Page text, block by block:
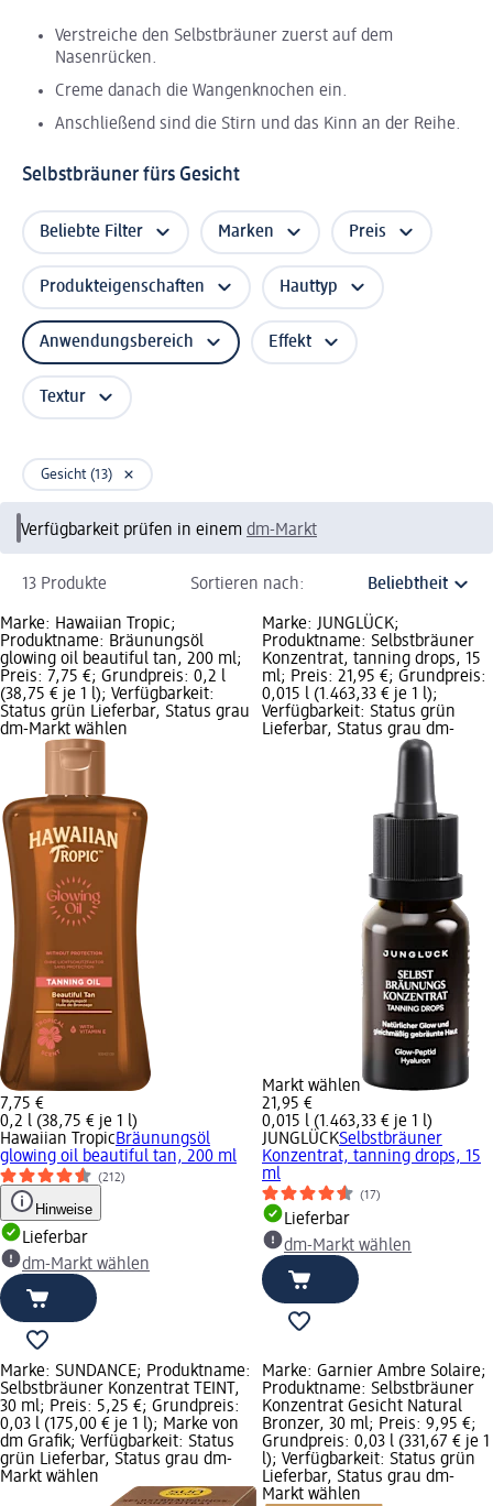
Verstreiche den Selbstbräuner zuerst auf dem
Nasenrücken.
Creme danach die Wangenknochen ein.
Anschließend sind die Stirn und das Kinn an der Reihe.
Selbstbräuner fürs Gesicht
Beliebte Filter Marken Preis
Produkteigenschaften Hauttyp
Anwendungsbereich Effekt
Textur
Gesicht (13)
Verfügbarkeit prüfen in einem dm-Markt
13 Produkte Sortieren nach:
Marke: Hawaiian Tropic;
Produktname: Bräunungsöl
glowing oil beautiful tan, 200 ml;
Preis: 7,75 €; Grundpreis: 0,2 l
(38,75 € je 1 l); Verfügbarkeit:
Status grün Lieferbar, Status grau
dm-Markt wählen
7,75 €
0,2 l (38,75 € je 1 l)
Hawaiian TropicBräunungsöl
glowing oil beautiful tan, 200 ml
(212)
Hinweise
Lieferbar
dm-Markt wählen
Marke: JUNGLÜCK;
Produktname: Selbstbräuner
Konzentrat, tanning drops, 15
ml; Preis: 21,95 €; Grundpreis:
0,015 l (1.463,33 € je 1 l);
Verfügbarkeit: Status grün
Lieferbar, Status grau dm-
Markt wählen
21,95 €
0,015 l (1.463,33 € je 1 l)
JUNGLÜCKSelbstbräuner
Konzentrat, tanning drops, 15
ml
(17)
Lieferbar
dm-Markt wählen
Marke: SUNDANCE; Produktname:
Selbstbräuner Konzentrat TEINT,
30 ml; Preis: 5,25 €; Grundpreis:
0,03 l (175,00 € je 1 l); Marke von
dm Grafik; Verfügbarkeit: Status
grün Lieferbar, Status grau dm-
Markt wählen
Marke: Garnier Ambre Solaire;
Produktname: Selbstbräuner
Konzentrat Gesicht Natural
Bronzer, 30 ml; Preis: 9,95 €;
Grundpreis: 0,03 l (331,67 € je 1
l); Verfügbarkeit: Status grün
Lieferbar, Status grau dm-
Markt wählen